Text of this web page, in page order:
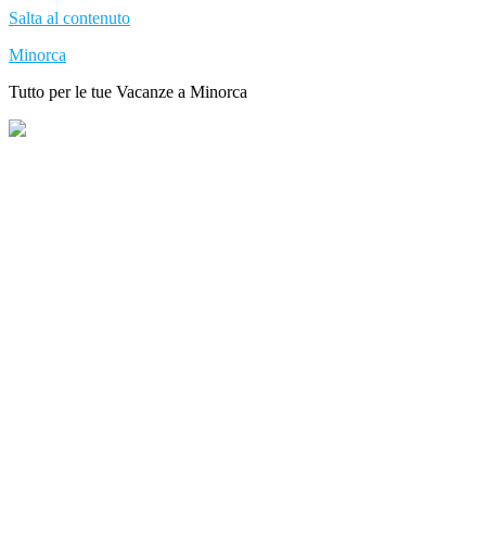
Salta al contenuto
Minorca
Tutto per le tue Vacanze a Minorca